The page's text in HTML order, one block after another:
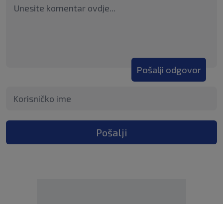
Pošalji odgovor
Pošalji